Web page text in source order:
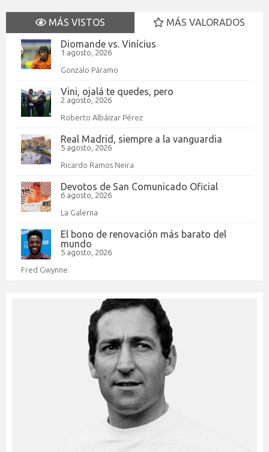
MÁS VISTOS
MÁS VALORADOS
Diomande vs. Vinícius
1 agosto, 2026
Gonzalo Páramo
Vini, ojalá te quedes, pero
2 agosto, 2026
Roberto Albáizar Pérez
Real Madrid, siempre a la vanguardia
5 agosto, 2026
Ricardo Ramos Neira
Devotos de San Comunicado Oficial
6 agosto, 2026
La Galerna
El bono de renovación más barato del
mundo
5 agosto, 2026
Fred Gwynne